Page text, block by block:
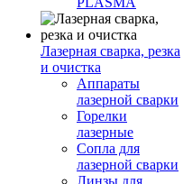
Лазерная сварка, резка
и очистка
Аппараты
лазерной сварки
Горелки
лазерные
Сопла для
лазерной сварки
Линзы для